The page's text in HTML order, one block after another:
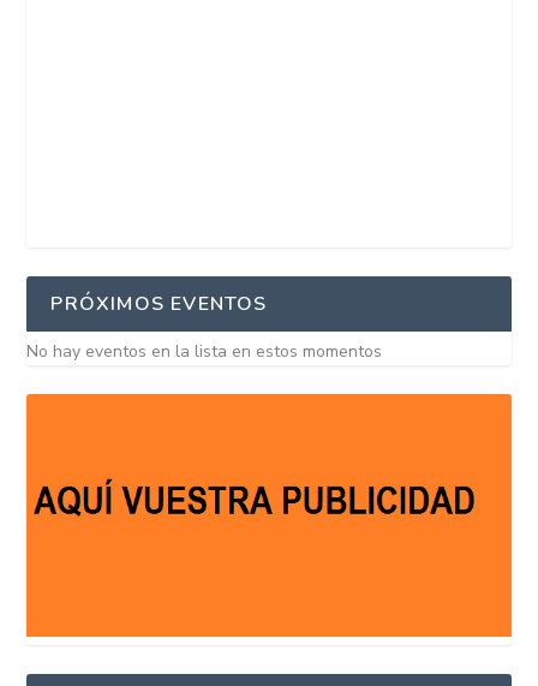
PRÓXIMOS EVENTOS
No hay eventos en la lista en estos momentos